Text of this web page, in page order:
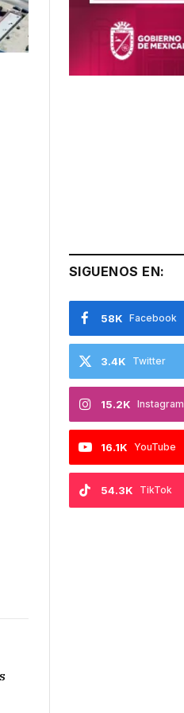
SIGUENOS EN:
Facebook
58K
Twitter
3.4K
Instagram
15.2K
YouTube
16.1K
TikTok
54.3K